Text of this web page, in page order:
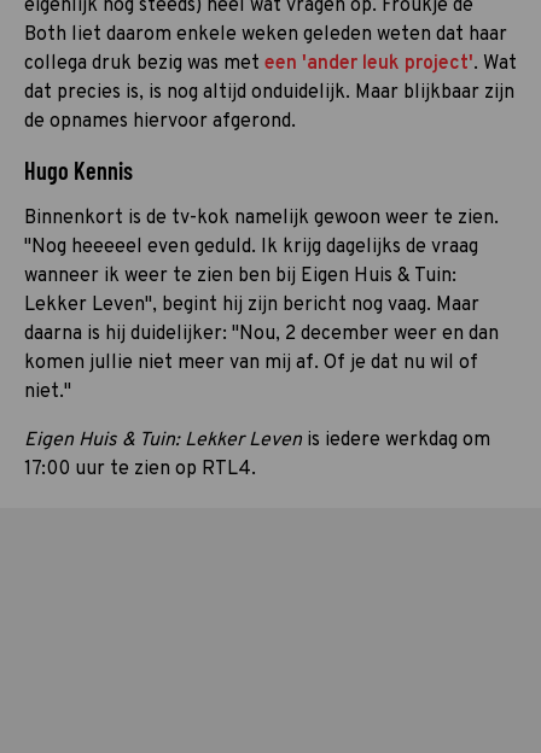
eigenlijk nog steeds) heel wat vragen op. Froukje de
Both liet daarom enkele weken geleden weten dat haar
collega druk bezig was met een 'ander leuk project'. Wat
dat precies is, is nog altijd onduidelijk. Maar blijkbaar zijn
de opnames hiervoor afgerond.
Hugo Kennis
Binnenkort is de tv-kok namelijk gewoon weer te zien.
"Nog heeeeel even geduld. Ik krijg dagelijks de vraag
wanneer ik weer te zien ben bij Eigen Huis & Tuin:
Lekker Leven", begint hij zijn bericht nog vaag. Maar
daarna is hij duidelijker: "Nou, 2 december weer en dan
komen jullie niet meer van mij af. Of je dat nu wil of
niet."
Eigen Huis & Tuin: Lekker Leven is iedere werkdag om
17:00 uur te zien op RTL4.